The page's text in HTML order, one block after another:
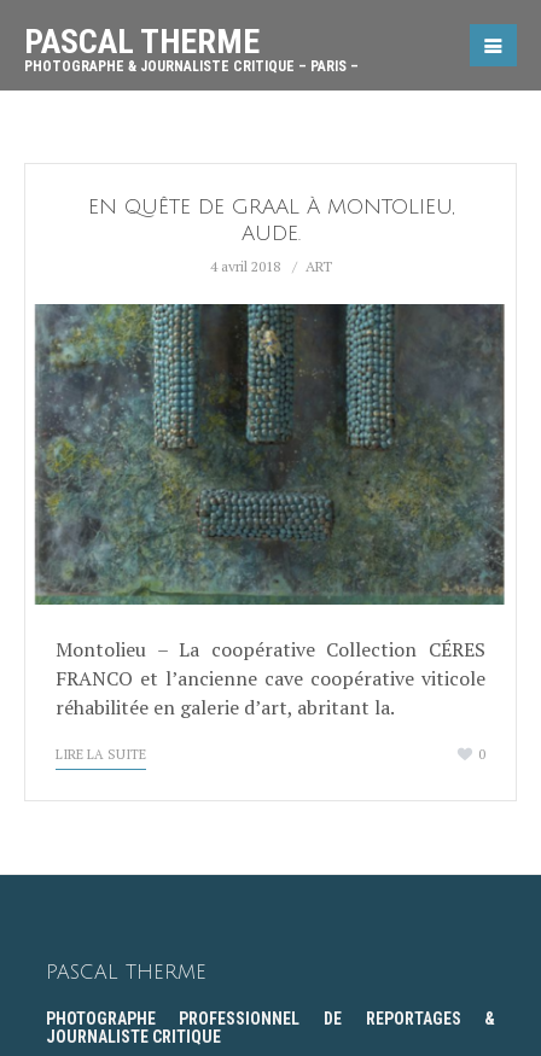
PASCAL THERME
PHOTOGRAPHE & JOURNALISTE CRITIQUE – PARIS –
EN QUÊTE DE GRAAL À MONTOLIEU,
AUDE.
4 avril 2018 ART
Montolieu – La coopérative Collection CÉRES
FRANCO et l’ancienne cave coopérative viticole
réhabilitée en galerie d’art, abritant la.
LIRE LA SUITE 0
PASCAL THERME
PHOTOGRAPHE PROFESSIONNEL DE REPORTAGES &
JOURNALISTE CRITIQUE